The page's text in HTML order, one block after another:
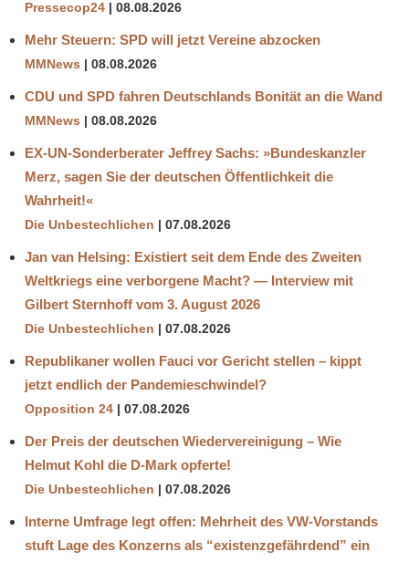
Pressecop24 08.08.2026
Mehr Steuern: SPD will jetzt Vereine abzocken
MMNews 08.08.2026
CDU und SPD fahren Deutschlands Bonität an die Wand
MMNews 08.08.2026
EX-UN-Sonderberater Jeffrey Sachs: »Bundeskanzler
Merz, sagen Sie der deutschen Öffentlichkeit die
Wahrheit!«
Die Unbestechlichen 07.08.2026
Jan van Helsing: Existiert seit dem Ende des Zweiten
Weltkriegs eine verborgene Macht? — Interview mit
Gilbert Sternhoff vom 3. August 2026
Die Unbestechlichen 07.08.2026
Republikaner wollen Fauci vor Gericht stellen – kippt
jetzt endlich der Pandemieschwindel?
Opposition 24 07.08.2026
Der Preis der deutschen Wiedervereinigung – Wie
Helmut Kohl die D‑Mark opferte!
Die Unbestechlichen 07.08.2026
Interne Umfrage legt offen: Mehrheit des VW-Vorstands
stuft Lage des Konzerns als “existenzgefährdend” ein